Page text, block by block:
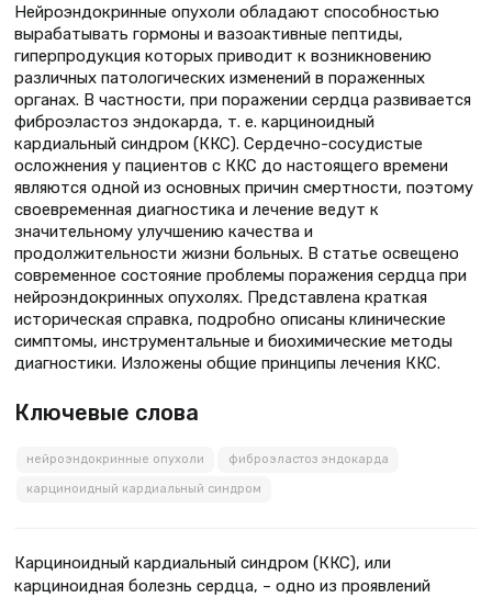
Нейроэндокринные опухоли обладают способностью
вырабатывать гормоны и вазоактивные пептиды,
гиперпродукция которых приводит к возникновению
различных патологических изменений в пораженных
органах. В частности, при поражении сердца развивается
фиброэластоз эндокарда, т. е. карциноидный
кардиальный синдром (ККС). Сердечно-сосудистые
осложнения у пациентов с ККС до настоящего времени
являются одной из основных причин смертности, поэтому
своевременная диагностика и лечение ведут к
значительному улучшению качества и
продолжительности жизни больных. В статье освещено
современное состояние проблемы поражения сердца при
нейроэндокринных опухолях. Представлена краткая
историческая справка, подробно описаны клинические
симптомы, инструментальные и биохимические методы
диагностики. Изложены общие принципы лечения ККС.
Ключевые слова
нейроэндокринные опухоли фиброэластоз эндокарда
карциноидный кардиальный синдром
Карциноидный кардиальный синдром (ККС), или
карциноидная болезнь сердца, – одно из проявлений